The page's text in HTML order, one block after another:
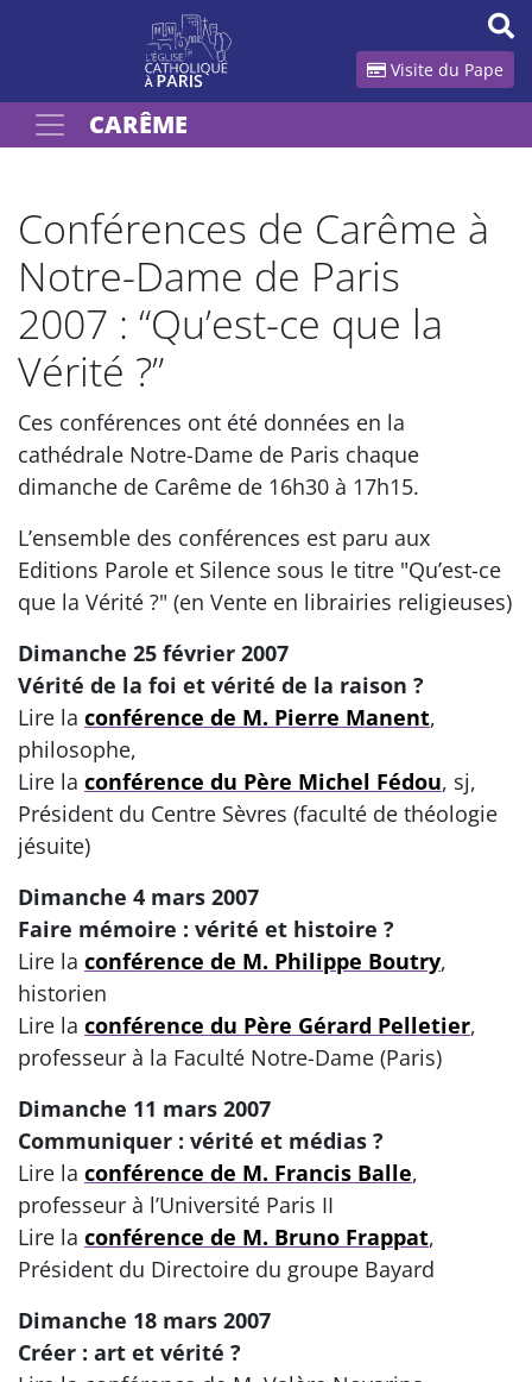
Visite du Pape
Votre recherche
CARÊME
Conférences de Carême à
Notre-Dame de Paris
2007 : “Qu’est-ce que la
Vérité ?”
Ces conférences ont été données en la
cathédrale Notre-Dame de Paris chaque
dimanche de Carême de 16h30 à 17h15.
L’ensemble des conférences est paru aux
Editions Parole et Silence sous le titre "Qu’est-ce
que la Vérité ?" (en Vente en librairies religieuses)
Dimanche 25 février 2007
Vérité de la foi et vérité de la raison ?
Lire la conférence de M. Pierre Manent,
philosophe,
Lire la conférence du Père Michel Fédou, sj,
Président du Centre Sèvres (faculté de théologie
jésuite)
Dimanche 4 mars 2007
Faire mémoire : vérité et histoire ?
Lire la conférence de M. Philippe Boutry,
historien
Lire la conférence du Père Gérard Pelletier,
professeur à la Faculté Notre-Dame (Paris)
Dimanche 11 mars 2007
Communiquer : vérité et médias ?
Lire la conférence de M. Francis Balle,
professeur à l’Université Paris II
Lire la conférence de M. Bruno Frappat,
Président du Directoire du groupe Bayard
Dimanche 18 mars 2007
Créer : art et vérité ?
Panneau de gestion des cookies